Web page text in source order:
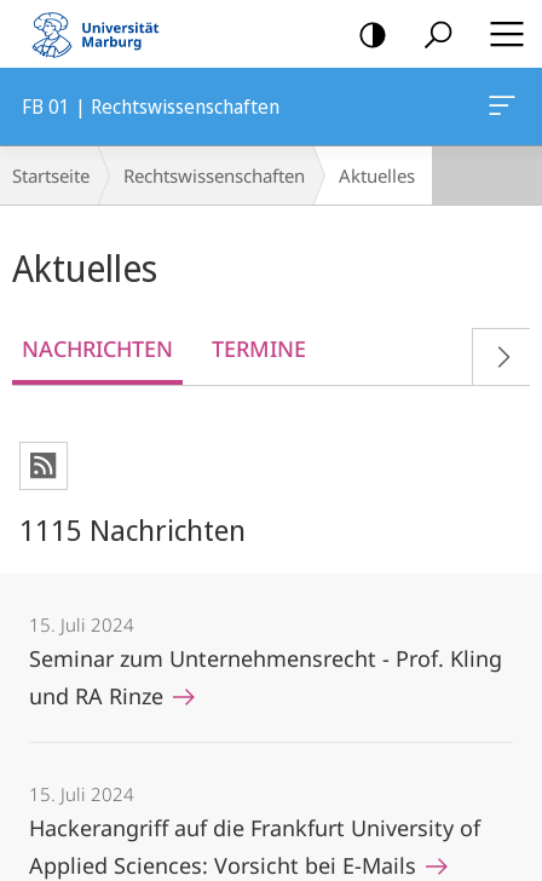
Mobile-
Navigation
FB 01 | Rechtswissenschaften
Breadcrumb-
Navigation
Startseite Rechtswissenschaften Aktuelles
Aktuelles
NACHRICHTEN TERMINE
1115 Nachrichten
15. Juli 2024
Seminar zum Unternehmensrecht - Prof. Kling
und RA Rinze
15. Juli 2024
Hackerangriff auf die Frankfurt University of
Applied Sciences: Vorsicht bei E-Mails